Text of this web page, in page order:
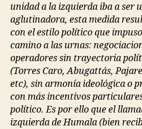
unidad a la izquierda iba a ser
aglutinadora, esta medida
con el estilo político que
camino a las urnas:
operadores sin trayectoria
(Torres Caro, Abugattás,
etc), sin armonía ideológica o
con más incentivos
político. Es por ello que el
izquierda de Humala (bien